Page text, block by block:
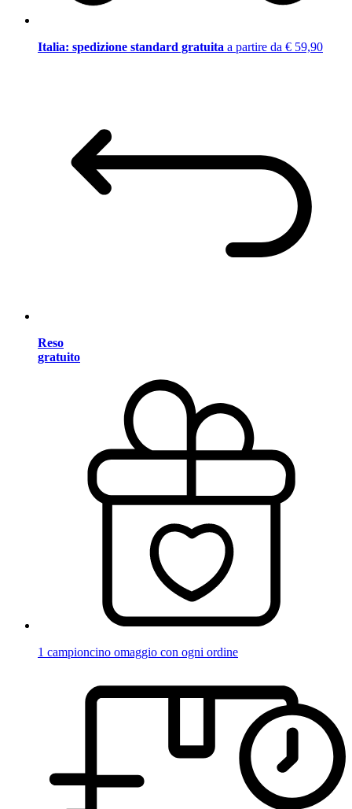
Italia: spedizione standard gratuita a partire da € 59,90
Reso
gratuito
1 campioncino omaggio con ogni ordine